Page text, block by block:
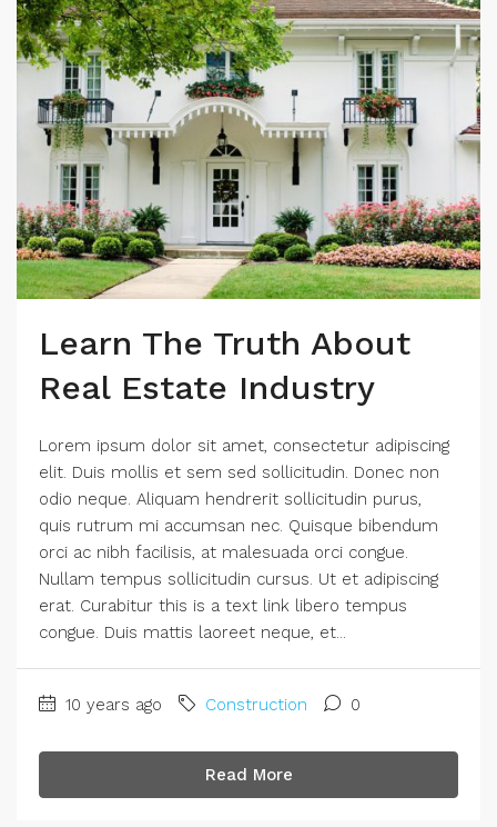
Learn The Truth About
Real Estate Industry
Lorem ipsum dolor sit amet, consectetur adipiscing
elit. Duis mollis et sem sed sollicitudin. Donec non
odio neque. Aliquam hendrerit sollicitudin purus,
quis rutrum mi accumsan nec. Quisque bibendum
orci ac nibh facilisis, at malesuada orci congue.
Nullam tempus sollicitudin cursus. Ut et adipiscing
erat. Curabitur this is a text link libero tempus
congue. Duis mattis laoreet neque, et...
10 years ago Construction 0
Read More